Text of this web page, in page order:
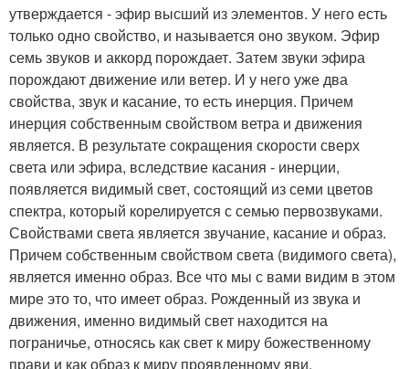
утверждается - эфир высший из элементов. У него есть
только одно свойство, и называется оно звуком. Эфир
семь звуков и аккорд порождает. Затем звуки эфира
порождают движение или ветер. И у него уже два
свойства, звук и касание, то есть инерция. Причем
инерция собственным свойством ветра и движения
является. В результате сокращения скорости сверх
света или эфира, вследствие касания - инерции,
появляется видимый свет, состоящий из семи цветов
спектра, который корелируется с семью первозвуками.
Свойствами света является звучание, касание и образ.
Причем собственным свойством света (видимого света),
является именно образ. Все что мы с вами видим в этом
мире это то, что имеет образ. Рожденный из звука и
движения, именно видимый свет находится на
пограничье, относясь как свет к миру божественному
прави и как образ к миру проявленному яви.